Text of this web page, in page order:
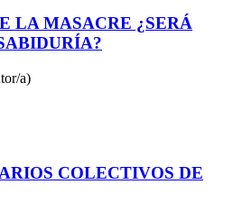
LA MASACRE ¿SERÁ
a)
COLECTIVOS DE